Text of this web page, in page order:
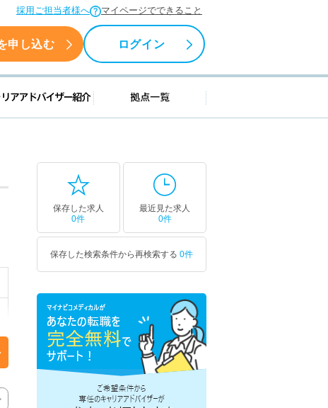
採用ご担当者様へ マイページでできること
申し込む ログイン
援情報 キャリアアドバイザー紹介 拠点一覧
保存した求人
0件
最近見た求人
0件
保存した検索条件から再検索する 0件